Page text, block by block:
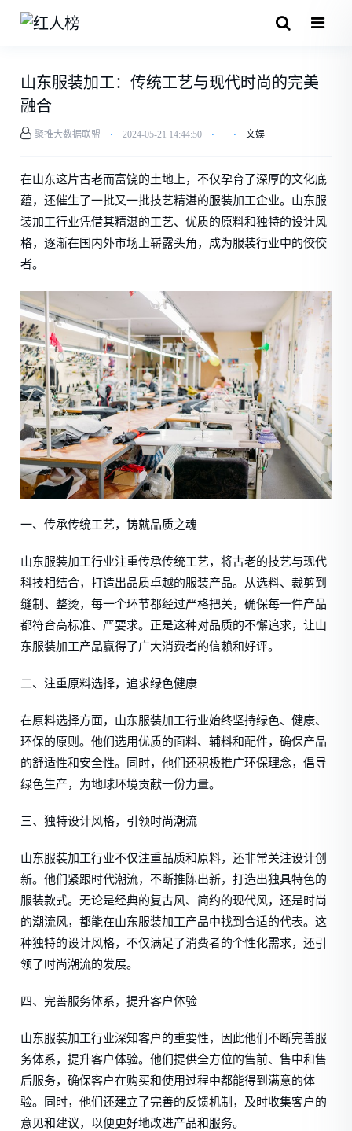
山东服装加工：传统工艺与现代时尚的完美
融合
聚推大数据联盟 ⋅ 2024-05-21 14:44:50 ⋅ ⋅ 文娱
在山东这片古老而富饶的土地上，不仅孕育了深厚的文化底
蕴，还催生了一批又一批技艺精湛的服装加工企业。山东服
装加工行业凭借其精湛的工艺、优质的原料和独特的设计风
格，逐渐在国内外市场上崭露头角，成为服装行业中的佼佼
者。
一、传承传统工艺，铸就品质之魂
山东服装加工行业注重传承传统工艺，将古老的技艺与现代
科技相结合，打造出品质卓越的服装产品。从选料、裁剪到
缝制、整烫，每一个环节都经过严格把关，确保每一件产品
都符合高标准、严要求。正是这种对品质的不懈追求，让山
东服装加工产品赢得了广大消费者的信赖和好评。
二、注重原料选择，追求绿色健康
在原料选择方面，山东服装加工行业始终坚持绿色、健康、
环保的原则。他们选用优质的面料、辅料和配件，确保产品
的舒适性和安全性。同时，他们还积极推广环保理念，倡导
绿色生产，为地球环境贡献一份力量。
三、独特设计风格，引领时尚潮流
山东服装加工行业不仅注重品质和原料，还非常关注设计创
新。他们紧跟时代潮流，不断推陈出新，打造出独具特色的
服装款式。无论是经典的复古风、简约的现代风，还是时尚
的潮流风，都能在山东服装加工产品中找到合适的代表。这
种独特的设计风格，不仅满足了消费者的个性化需求，还引
领了时尚潮流的发展。
四、完善服务体系，提升客户体验
山东服装加工行业深知客户的重要性，因此他们不断完善服
务体系，提升客户体验。他们提供全方位的售前、售中和售
后服务，确保客户在购买和使用过程中都能得到满意的体
验。同时，他们还建立了完善的反馈机制，及时收集客户的
意见和建议，以便更好地改进产品和服务。